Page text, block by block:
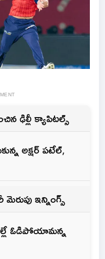
ఢిల్లీ క్యాపిటల్స్
అక్షర్ పటేల్,
ఇన్నింగ్స్
ఓడిపోయామన్న